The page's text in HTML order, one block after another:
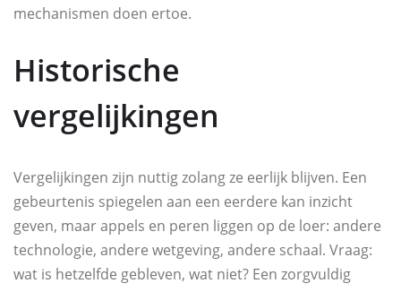
mechanismen doen ertoe.
Historische
vergelijkingen
Vergelijkingen zijn nuttig zolang ze eerlijk blijven. Een
gebeurtenis spiegelen aan een eerdere kan inzicht
geven, maar appels en peren liggen op de loer: andere
technologie, andere wetgeving, andere schaal. Vraag:
wat is hetzelfde gebleven, wat niet? Een zorgvuldig